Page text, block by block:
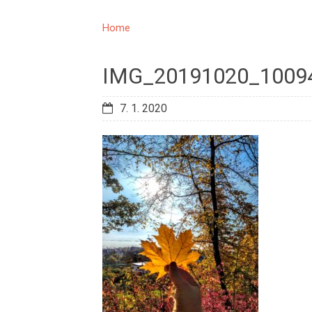
Home
7. 1. 2020